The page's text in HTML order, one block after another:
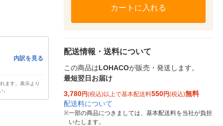
内訳を見る
ます。表示より
。
カートに入れる
配送情報・送料について
この商品はLOHACOが販売・発送します。
最短翌日お届け
3,780円(税込)以上で基本配送料550円(税込)無料
配送料について
※一部の商品につきましては、基本配送料を当社が負担
いたします。